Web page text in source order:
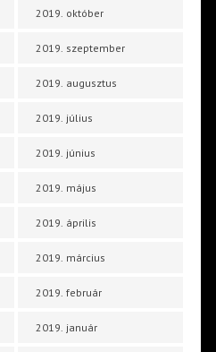
2019. október
2019. szeptember
2019. augusztus
2019. július
2019. június
2019. május
2019. április
2019. március
2019. február
2019. január